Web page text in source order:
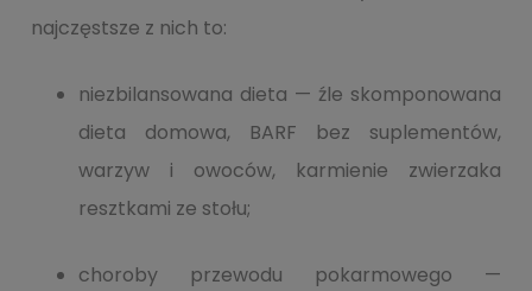
najczęstsze z nich to:
niezbilansowana dieta — źle skomponowana
dieta domowa, BARF bez suplementów,
warzyw i owoców, karmienie zwierzaka
resztkami ze stołu;
choroby przewodu pokarmowego —